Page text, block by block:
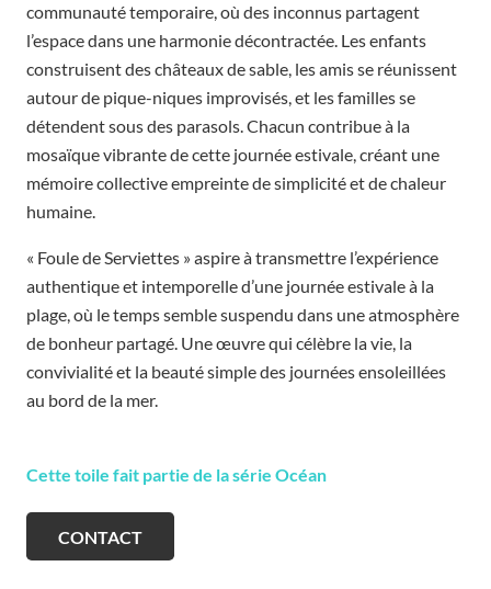
communauté temporaire, où des inconnus partagent
l’espace dans une harmonie décontractée. Les enfants
construisent des châteaux de sable, les amis se réunissent
autour de pique-niques improvisés, et les familles se
détendent sous des parasols. Chacun contribue à la
mosaïque vibrante de cette journée estivale, créant une
mémoire collective empreinte de simplicité et de chaleur
humaine.
« Foule de Serviettes » aspire à transmettre l’expérience
authentique et intemporelle d’une journée estivale à la
plage, où le temps semble suspendu dans une atmosphère
de bonheur partagé. Une œuvre qui célèbre la vie, la
convivialité et la beauté simple des journées ensoleillées
au bord de la mer.
Cette toile fait partie de la série Océan
CONTACT